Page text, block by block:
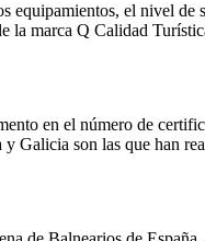
equipamientos, el nivel de
la marca Q Calidad
en el número de
Galicia son las que han